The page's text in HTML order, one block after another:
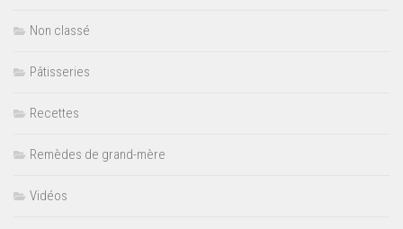
Non classé
Pâtisseries
Recettes
Remèdes de grand-mère
Vidéos